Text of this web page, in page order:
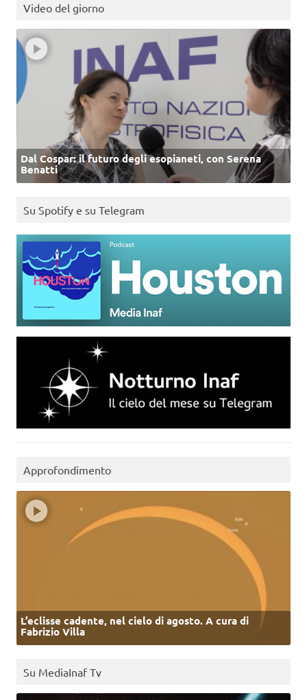
Video del giorno
Dal Cospar: il futuro degli esopianeti, con Serena
Benatti
Su Spotify e su Telegram
Approfondimento
L’eclisse cadente, nel cielo di agosto. A cura di
Fabrizio Villa
Su MediaInaf Tv